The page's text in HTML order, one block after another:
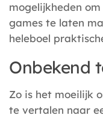
mogelijkheden
games te laten
heleboel
Onbekend
Zo is het moeilijk
te vertalen naar